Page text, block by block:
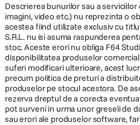
Descrierea bunurilor sau a
imagini, video etc.) nu reprezinta o
acestea fiind utilizate exclusiv cu
S.R.L. nu isi asuma raspunderea
stoc. Aceste erori nu obliga F64
disponibilitatea produselor
suferi modificari ulterioare, acest
precum politica de preturi a
produselor pe stocul acestora. De
rezerva dreptul de a corecta
pot surveni in urma unor greseli de
sau erori ale produselor software,